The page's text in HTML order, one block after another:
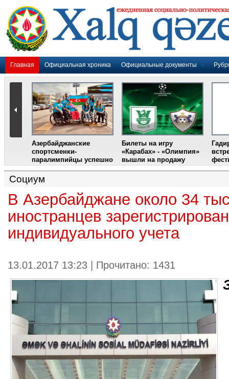
Главная Официальная хроника Официальные документы
Азербайджанские
спортсменки-
паралимпийцы успешно
выступили на III
Международном
фестивале парашютного
Билеты на игру
«Карабах» - «Олимпия»
вышли на продажу
Социум
В Азербайджане около 34
иностранцев
индивидуального учета
13.01.2017 13:23 | Прочитано: 1431